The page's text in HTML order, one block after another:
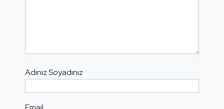
Adınız Soyadınız